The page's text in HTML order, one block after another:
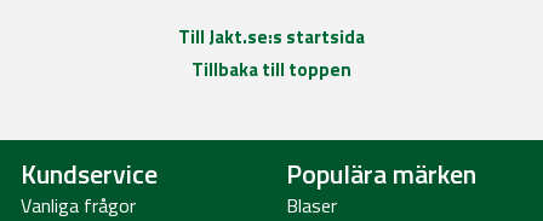
Till Jakt.se:s startsida
Tillbaka till toppen
Kundservice
Vanliga frågor
Populära märken
Blaser